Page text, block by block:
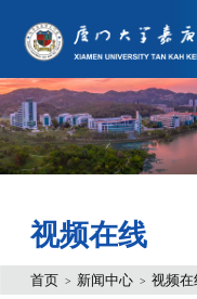
视频在线
首页 > 新闻中心 > 视频在